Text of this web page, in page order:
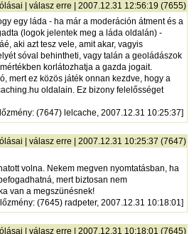
válasz erre | 2007.12.31 12:56:19 (7655)
egy láda - ha már a moderáción átment és a
(logok jelentek meg a láda oldalán) -
aki azt tesz vele, amit akar, vagyis
sóval behintheti, vagy talán a geoládászok
korlátozhatja a gazda jogait.
mert ez közös játék onnan kezdve, hogy a
oldalain. Ez bizony felelősséget
: (7647) lelcache, 2007.12.31 10:25:37]
válasz erre | 2007.12.31 10:25:37 (7647)
volna. Nekem megven nyomtatásban, ha
mert biztosan nem
van a megszünésnek!
: (7645) radpeter, 2007.12.31 10:18:01]
válasz erre | 2007.12.31 10:18:01 (7645)